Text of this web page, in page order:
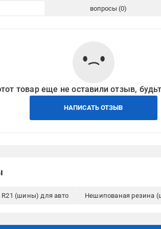
вопросы
товар еще не оставили отзыв,
НАПИСАТЬ ОТЗЫВ
R21 (шины) для авто Нешипованая резина